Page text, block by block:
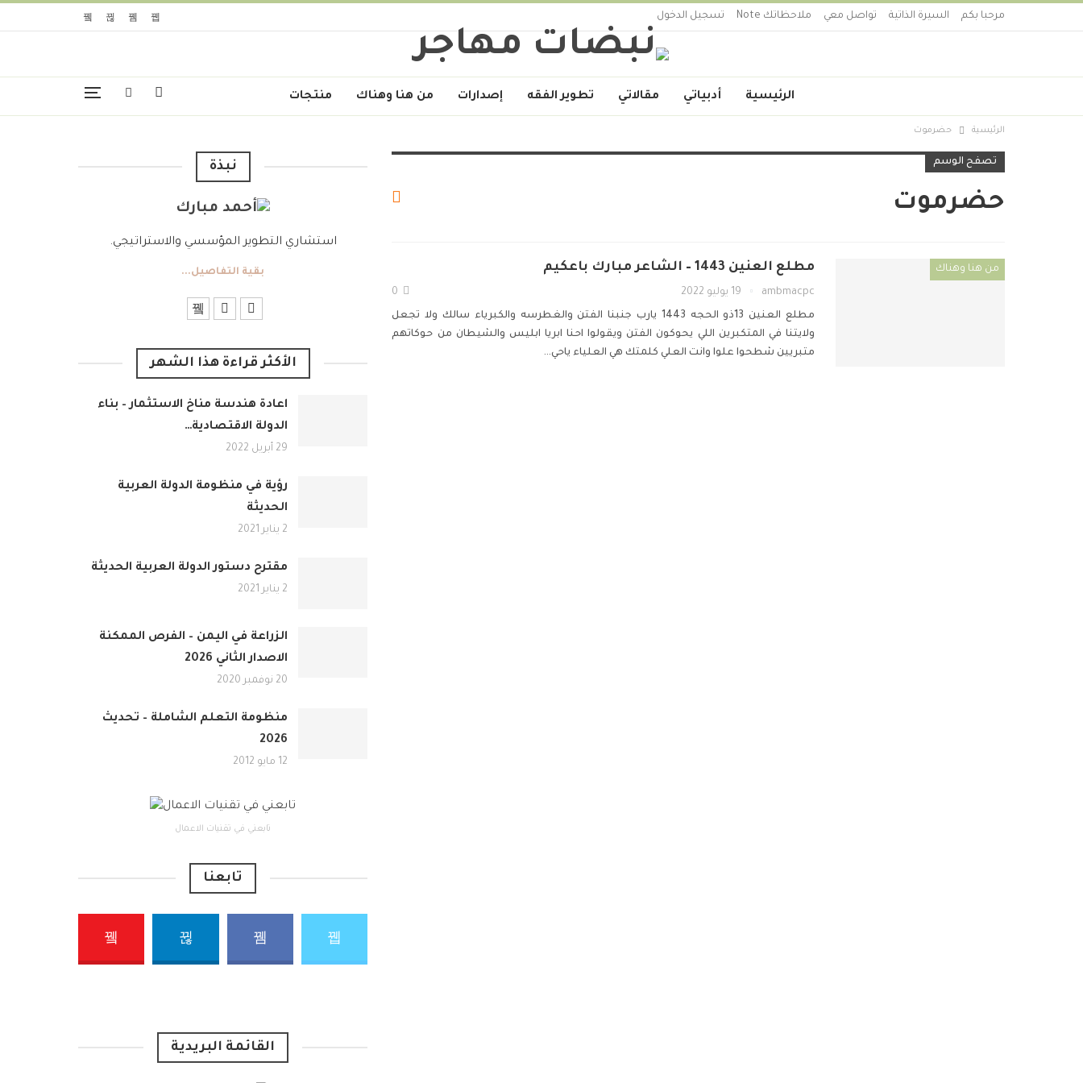
مرحبا بكم السيرة الذاتية تواصل معي ملاحظاتك Note تسجيل الدخول
الرئيسية أدبياتي مقالاتي تطوير الفقه إصدارات من هنا وهناك منتجات
الرئيسية حضرموت
تصفح الوسم
حضرموت
من هنا وهناك مطلع العنين 1443 – الشاعر مبارك باعكيم
ambmacpc 19 يوليو 2022
مطلع العنين 13ذو الحجه 1443 يارب جنبنا الفتن والغطرسه والكبرياء سالك ولا تجعل
ولايتنا في المتكبرين اللي يحوكون الفتن ويقولوا احنا ابريا ابليس والشيطان من حوكاتهم
متبريين شطحوا علوا وانت العلي كلمتك هي العلياء ياحي…
نبذة
استشاري التطوير المؤسسي والاستراتيجي.
بقية التفاصيل...
الأكثر قراءة هذا الشهر
اعادة هندسة مناخ الاستثمار – بناء
الدولة الاقتصادية…
29 أبريل 2022
رؤية في منظومة الدولة العربية
الحديثة
2 يناير 2021
مقترح دستور الدولة العربية الحديثة
2 يناير 2021
الزراعة في اليمن – الفرص الممكنة
الاصدار الثاني 2026
20 نوفمبر 2020
منظومة التعلم الشاملة – تحديث
2026
12 مايو 2012
تابعني في تقنيات الاعمال
تابعنا
القائمة البريدية